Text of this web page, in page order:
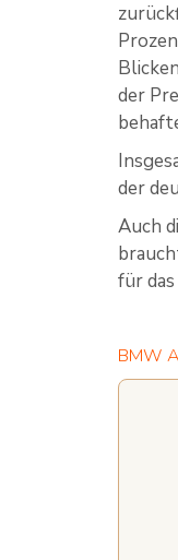
der
der
Auch
für
BMW